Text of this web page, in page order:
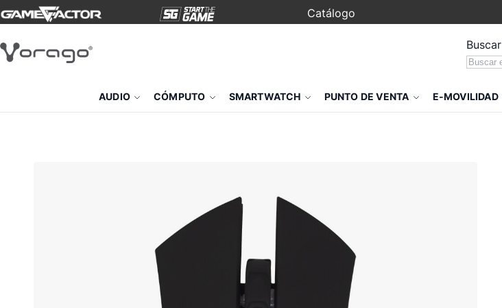
Catálogo
Buscar
AUDIO CÓMPUTO SMARTWATCH PUNTO DE VENTA E-MOVILIDAD